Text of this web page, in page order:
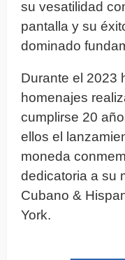
su vesatilidad
pantalla y su
dominado
Durante el 2023
homenajes
cumplirse 20
ellos el
moneda
dedicatoria a su
Cubano &
York.